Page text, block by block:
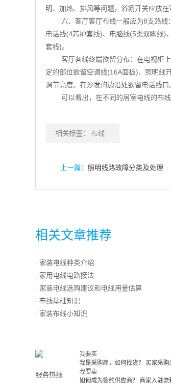
明、加热、排风等问题，浴霸开关应放在
六、客厅客厅布线一般应为8支路
电话线(4芯护套线)、电脑线(5类双脚线)
套线)。
客厅各线终端欲留分布：在电视柜
定的部位欲留空调线(16A面板)、照明线
调节亮度。在沙发的边沿处欲留电话线
可以看出，在不同的居室电线的布
相关标签： 布线
上一篇： 照明线路故障分类及处理
相关文章推荐
· 家装电线种类介绍
· 家用电线电路接法
· 家装电线选购建议和电线用量估算
· 布线基础知识
· 家装布线小知识
服务热线
我要买
我是采购商，如何找货？
买家采购
我要卖
如何成为签约供应商？
商家入驻流